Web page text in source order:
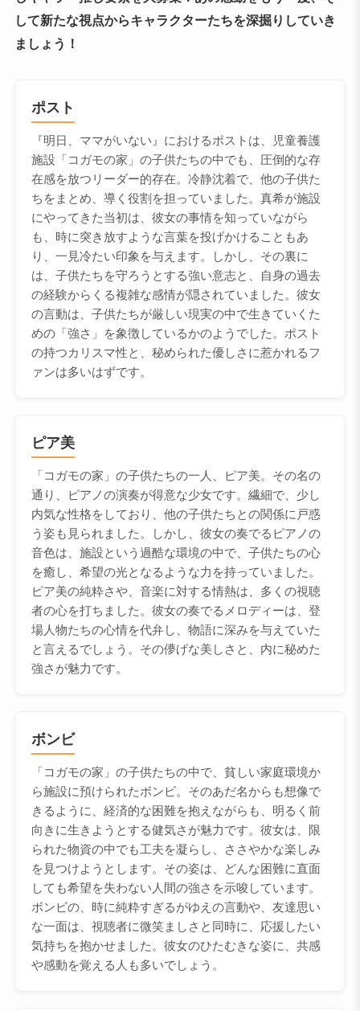
して新たな視点からキャラクターたちを深掘りしていき
ましょう！
ポスト
『明日、ママがいない』におけるポストは、児童養護
施設「コガモの家」の子供たちの中でも、圧倒的な存
在感を放つリーダー的存在。冷静沈着で、他の子供た
ちをまとめ、導く役割を担っていました。真希が施設
にやってきた当初は、彼女の事情を知っていながら
も、時に突き放すような言葉を投げかけることもあ
り、一見冷たい印象を与えます。しかし、その裏に
は、子供たちを守ろうとする強い意志と、自身の過去
の経験からくる複雑な感情が隠されていました。彼女
の言動は、子供たちが厳しい現実の中で生きていくた
めの「強さ」を象徴しているかのようでした。ポスト
の持つカリスマ性と、秘められた優しさに惹かれるフ
ァンは多いはずです。
ピア美
「コガモの家」の子供たちの一人、ピア美。その名の
通り、ピアノの演奏が得意な少女です。繊細で、少し
内気な性格をしており、他の子供たちとの関係に戸惑
う姿も見られました。しかし、彼女の奏でるピアノの
音色は、施設という過酷な環境の中で、子供たちの心
を癒し、希望の光となるような力を持っていました。
ピア美の純粋さや、音楽に対する情熱は、多くの視聴
者の心を打ちました。彼女の奏でるメロディーは、登
場人物たちの心情を代弁し、物語に深みを与えていた
と言えるでしょう。その儚げな美しさと、内に秘めた
強さが魅力です。
ボンビ
「コガモの家」の子供たちの中で、貧しい家庭環境か
ら施設に預けられたボンビ。そのあだ名からも想像で
きるように、経済的な困難を抱えながらも、明るく前
向きに生きようとする健気さが魅力です。彼女は、限
られた物資の中でも工夫を凝らし、ささやかな楽しみ
を見つけようとします。その姿は、どんな困難に直面
しても希望を失わない人間の強さを示唆しています。
ボンビの、時に純粋すぎるがゆえの言動や、友達思い
な一面は、視聴者に微笑ましさと同時に、応援したい
気持ちを抱かせました。彼女のひたむきな姿に、共感
や感動を覚える人も多いでしょう。